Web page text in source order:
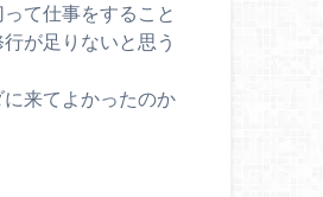
て仕事をすること
が足りないと思う
来てよかったのか